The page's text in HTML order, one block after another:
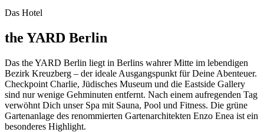
Das Hotel
the YARD Berlin
Das the YARD Berlin liegt in Berlins wahrer Mitte im lebendigen
Bezirk Kreuzberg – der ideale Ausgangspunkt für Deine Abenteuer.
Checkpoint Charlie, Jüdisches Museum und die Eastside Gallery
sind nur wenige Gehminuten entfernt. Nach einem aufregenden Tag
verwöhnt Dich unser Spa mit Sauna, Pool und Fitness. Die grüne
Gartenanlage des renommierten Gartenarchitekten Enzo Enea ist ein
besonderes Highlight.